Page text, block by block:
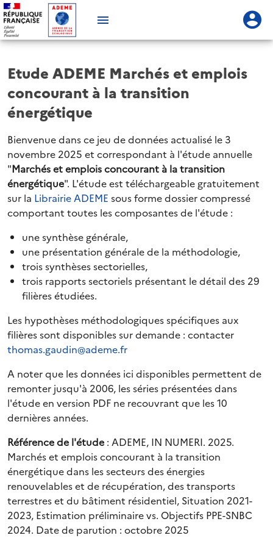
Etude ADEME Marchés et emplois
concourant à la transition
énergétique
Bienvenue dans ce jeu de données actualisé le 3
novembre 2025 et correspondant à l'étude annuelle
"Marchés et emplois concourant à la transition
énergétique". L'étude est téléchargeable gratuitement
sur la Librairie ADEME sous forme dossier compressé
comportant toutes les composantes de l'étude :
une synthèse générale,
une présentation générale de la méthodologie,
trois synthèses sectorielles,
trois rapports sectoriels présentant le détail des 29
filières étudiées.
Les hypothèses méthodologiques spécifiques aux
filières sont disponibles sur demande : contacter
thomas.gaudin@ademe.fr
A noter que les données ici disponibles permettent de
remonter jusqu'à 2006, les séries présentées dans
l'étude en version PDF ne recouvrant que les 10
dernières années.
Référence de l'étude : ADEME, IN NUMERI. 2025.
Marchés et emplois concourant à la transition
énergétique dans les secteurs des énergies
renouvelables et de récupération, des transports
terrestres et du bâtiment résidentiel, Situation 2021-
2023, Estimation préliminaire vs. Objectifs PPE-SNBC
2024. Date de parution : octobre 2025